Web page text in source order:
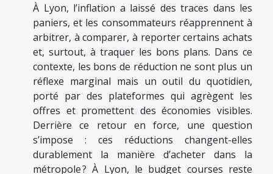
À Lyon, l’inflation a laissé des traces dans les
paniers, et les consommateurs réapprennent à
arbitrer, à comparer, à reporter certains achats
et, surtout, à traquer les bons plans. Dans ce
contexte, les bons de réduction ne sont plus un
réflexe marginal mais un outil du quotidien,
porté par des plateformes qui agrègent les
offres et promettent des économies visibles.
Derrière ce retour en force, une question
s’impose : ces réductions changent-elles
durablement la manière d’acheter dans la
métropole ? À Lyon, le budget courses reste